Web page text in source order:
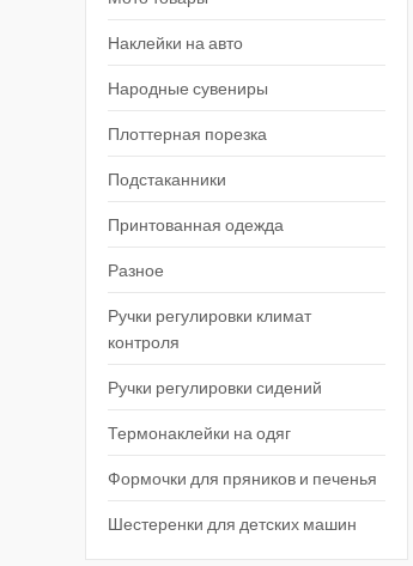
Наклейки на авто
Народные сувениры
Плоттерная порезка
Подстаканники
Принтованная одежда
Разное
Ручки регулировки климат
контроля
Ручки регулировки сидений
Термонаклейки на одяг
Формочки для пряников и печенья
Шестеренки для детских машин